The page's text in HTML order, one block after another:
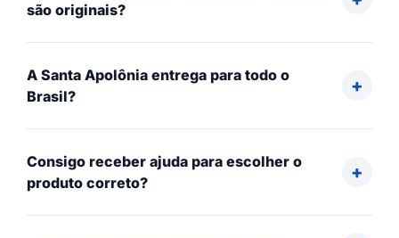
são originais?
A Santa Apolônia entrega para todo o
Brasil?
Consigo receber ajuda para escolher o
produto correto?